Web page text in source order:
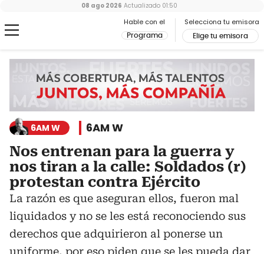
Hable con el
Programa
Selecciona tu emisora
Elige tu emisora
08 ago 2026 Actualizado 01:50
6AM W 6AM W
Nos entrenan para la guerra y
nos tiran a la calle: Soldados (r)
protestan contra Ejército
La razón es que aseguran ellos, fueron mal
liquidados y no se les está reconociendo sus
derechos que adquirieron al ponerse un
uniforme, por eso piden que se les pueda dar